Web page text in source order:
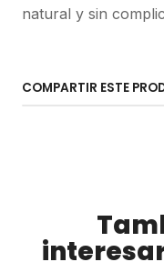
natural y sin
COMPARTIR ESTE